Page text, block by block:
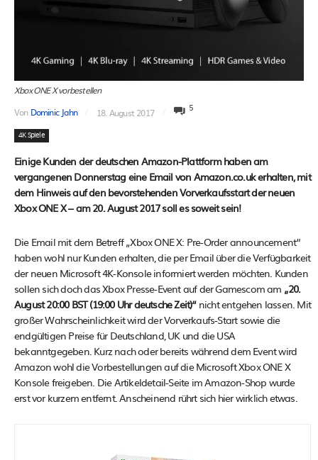
Xbox ONE X vorbestellen
Von Dominic Jahn 18. August 2017 5
4K Spiele
Einige Kunden der deutschen Amazon-Plattform haben am
vergangenen Donnerstag eine Email von Amazon.co.uk erhalten, mit
dem Hinweis auf den bevorstehenden Vorverkaufsstart der neuen
Xbox ONE X – am 20. August 2017 soll es soweit sein!
Die Email mit dem Betreff „Xbox ONE X: Pre-Order announcement“
haben wohl nur Kunden erhalten, die per Email über die Verfügbarkeit
der neuen Microsoft 4K-Konsole informiert werden möchten. Kunden
sollen sich doch das Xbox Presse-Event auf der Gamescom am „20.
August 20:00 BST (19:00 Uhr deutsche Zeit)“nicht entgehen lassen. Mit
großer Wahrscheinlichkeit wird der Vorverkaufs-Start sowie die
endgültigen Preise für Deutschland, UK und die USA
bekanntgegeben. Kurz nach oder bereits während dem Event wird
Amazon wohl die Vorbestellungen auf die Microsoft Xbox ONE X
Konsole freigeben. Die Artikeldetail-Seite im Amazon-Shop wurde
erst vor kurzem entfernt. Anscheinend rührt sich hier wirklich etwas.